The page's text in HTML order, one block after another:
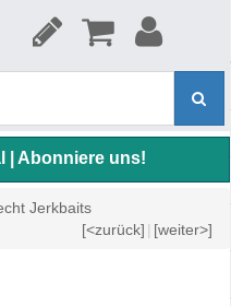
| Abonniere uns!
Jerkbaits
[<zurück] | [weiter>]